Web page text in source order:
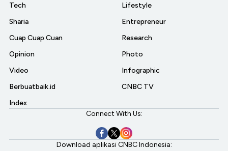
Tech
Sharia
Cuap Cuap Cuan
Opinion
Video
Berbuatbaik.id
Index
Lifestyle
Entrepreneur
Research
Photo
Infographic
CNBC TV
Connect With Us:
Download aplikasi CNBC Indonesia: